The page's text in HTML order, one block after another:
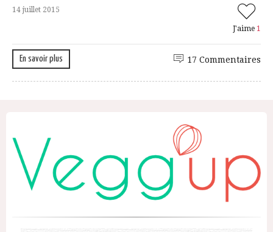
14 juillet 2015
J'aime 1
En savoir plus 17 Commentaires